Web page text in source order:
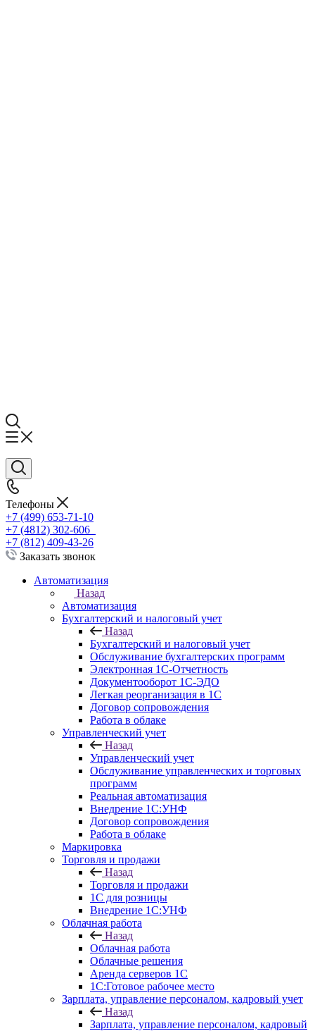
Телефоны
+7 (499) 653-71-10
+7 (4812) 302-606
+7 (812) 409-43-26
Заказать звонок
Автоматизация
Назад
Автоматизация
Бухгалтерский и налоговый учет
Назад
Бухгалтерский и налоговый учет
Обслуживание бухгалтерских программ
Электронная 1С-Отчетность
Документооборот 1С-ЭДО
Легкая реорганизация в 1С
Договор сопровождения
Работа в облаке
Управленческий учет
Назад
Управленческий учет
Обслуживание управленческих и торговых
программ
Реальная автоматизация
Внедрение 1С:УНФ
Договор сопровождения
Работа в облаке
Маркировка
Торговля и продажи
Назад
Торговля и продажи
1С для розницы
Внедрение 1С:УНФ
Облачная работа
Назад
Облачная работа
Облачные решения
Аренда серверов 1С
1C:Готовое рабочее место
Зарплата, управление персоналом, кадровый учет
Назад
Зарплата, управление персоналом, кадровый